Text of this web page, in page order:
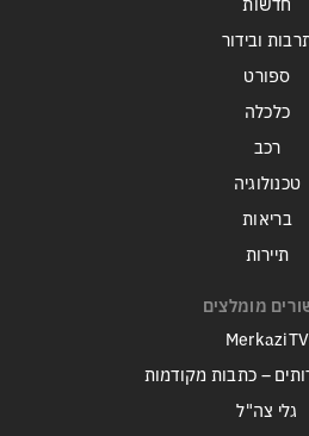
חדשות
ובידור
ספורט
כלכלה
רכב
טכנולוגיה
בריאות
תיירות
מומלצים
MerkaziTV
– כתבות מקודמות
גלי צה"ל